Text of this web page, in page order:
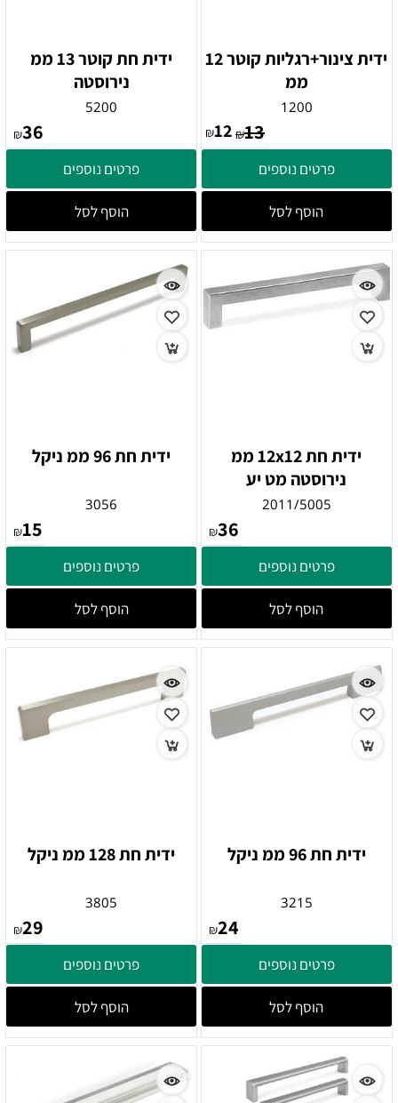
ידית צינור+רגליות קוטר 12
ממ
1200
₪13
₪12
פרטים נוספים
הוסף לסל
ידית חת קוטר 13 ממ
נירוסטה
5200
₪36
פרטים נוספים
הוסף לסל
ידית חת 12x12 ממ
נירוסטה מט יע
2011/5005
₪36
פרטים נוספים
הוסף לסל
ידית חת 96 ממ ניקל
3056
₪15
פרטים נוספים
הוסף לסל
ידית חת 96 ממ ניקל
3215
₪24
פרטים נוספים
הוסף לסל
ידית חת 128 ממ ניקל
3805
₪29
פרטים נוספים
הוסף לסל